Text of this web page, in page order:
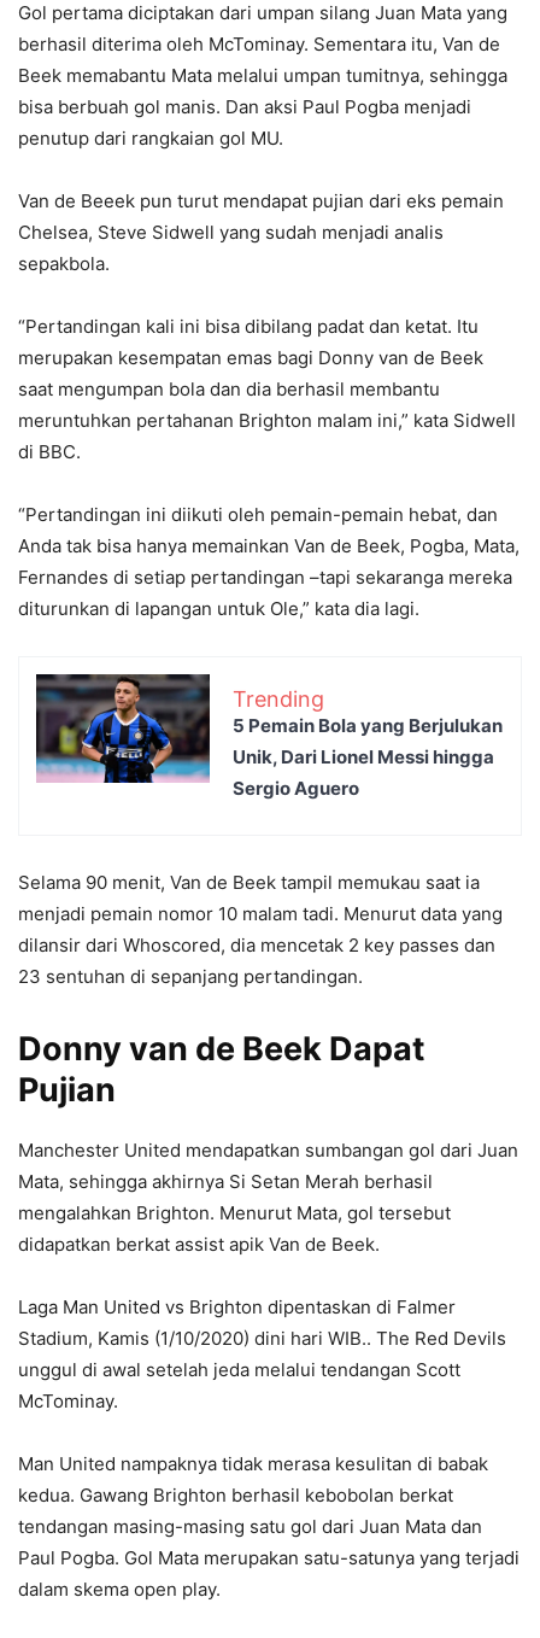
Gol pertama diciptakan dari umpan silang Juan Mata yang
berhasil diterima oleh McTominay. Sementara itu, Van de
Beek memabantu Mata melalui umpan tumitnya, sehingga
bisa berbuah gol manis. Dan aksi Paul Pogba menjadi
penutup dari rangkaian gol MU.
Van de Beeek pun turut mendapat pujian dari eks pemain
Chelsea, Steve Sidwell yang sudah menjadi analis
sepakbola.
“Pertandingan kali ini bisa dibilang padat dan ketat. Itu
merupakan kesempatan emas bagi Donny van de Beek
saat mengumpan bola dan dia berhasil membantu
meruntuhkan pertahanan Brighton malam ini,” kata Sidwell
di BBC.
“Pertandingan ini diikuti oleh pemain-pemain hebat, dan
Anda tak bisa hanya memainkan Van de Beek, Pogba, Mata,
Fernandes di setiap pertandingan –tapi sekaranga mereka
diturunkan di lapangan untuk Ole,” kata dia lagi.
Trending
5 Pemain Bola yang Berjulukan
Unik, Dari Lionel Messi hingga
Sergio Aguero
Selama 90 menit, Van de Beek tampil memukau saat ia
menjadi pemain nomor 10 malam tadi. Menurut data yang
dilansir dari Whoscored, dia mencetak 2 key passes dan
23 sentuhan di sepanjang pertandingan.
Donny van de Beek Dapat
Pujian
Manchester United mendapatkan sumbangan gol dari Juan
Mata, sehingga akhirnya Si Setan Merah berhasil
mengalahkan Brighton. Menurut Mata, gol tersebut
didapatkan berkat assist apik Van de Beek.
Laga Man United vs Brighton dipentaskan di Falmer
Stadium, Kamis (1/10/2020) dini hari WIB.. The Red Devils
unggul di awal setelah jeda melalui tendangan Scott
McTominay.
Man United nampaknya tidak merasa kesulitan di babak
kedua. Gawang Brighton berhasil kebobolan berkat
tendangan masing-masing satu gol dari Juan Mata dan
Paul Pogba. Gol Mata merupakan satu-satunya yang terjadi
dalam skema open play.